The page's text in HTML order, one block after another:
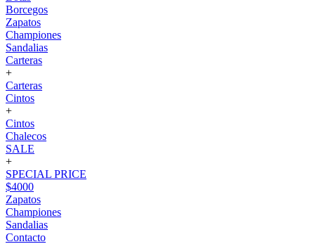
Borcegos
Zapatos
Championes
Sandalias
Carteras
+
Carteras
Cintos
+
Cintos
Chalecos
SALE
+
SPECIAL PRICE
$4000
Zapatos
Championes
Sandalias
Contacto